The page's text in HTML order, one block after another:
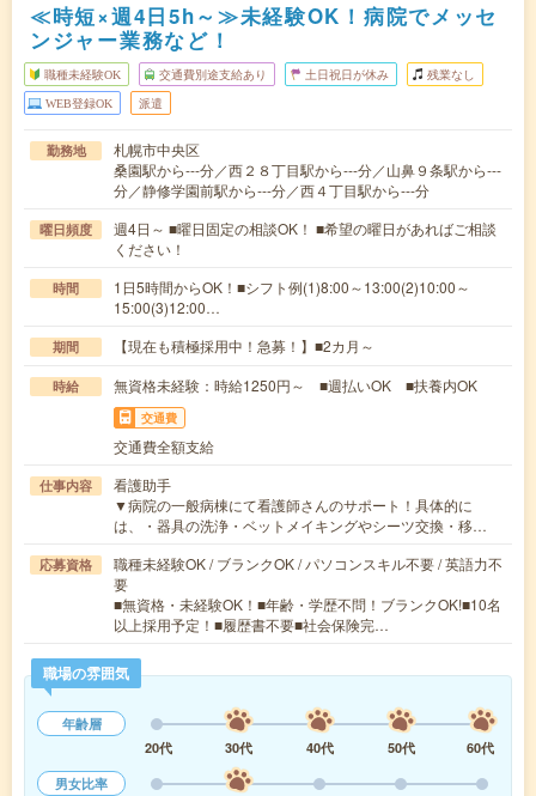
≪時短×週4日5h～≫未経験OK！病院でメッセ
ンジャー業務など！
職種未経験OK 交通費別途支給あり 土日祝日が休み 残業なし
WEB登録OK 派遣
勤務地
札幌市中央区
桑園駅から---分／西２８丁目駅から---分／山鼻９条駅から---
分／静修学園前駅から---分／西４丁目駅から---分
曜日頻度
週4日～ ■曜日固定の相談OK！ ■希望の曜日があればご相談
ください！
時間
1日5時間からOK！■シフト例(1)8:00～13:00(2)10:00～
15:00(3)12:00…
期間 【現在も積極採用中！急募！】■2カ月～
時給 無資格未経験：時給1250円～ ■週払いOK ■扶養内OK
交通費
交通費全額支給
仕事内容
看護助手
▼病院の一般病棟にて看護師さんのサポート！具体的に
は、・器具の洗浄・ベットメイキングやシーツ交換・移…
応募資格
職種未経験OK / ブランクOK / パソコンスキル不要 / 英語力不
要
■無資格・未経験OK！■年齢・学歴不問！ブランクOK!■10名
以上採用予定！■履歴書不要■社会保険完…
職場の雰囲気
年齢層
20代
30代 40代 50代
60代
男女比率